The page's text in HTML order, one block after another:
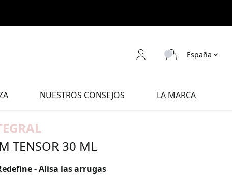
España
NUESTROS CONSEJOS LA MARCA
TENSOR 30 ML
- Alisa las arrugas